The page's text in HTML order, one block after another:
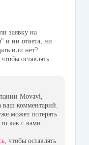
заявку на
и ни ответа, ни
или нет?
, чтобы оставлять
Movavi,
ваш комментарий.
может потерять
как с вами
, чтобы оставлять